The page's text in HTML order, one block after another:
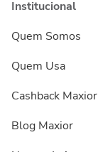
Institucional
Quem Somos
Quem Usa
Cashback Maxior
Blog Maxior